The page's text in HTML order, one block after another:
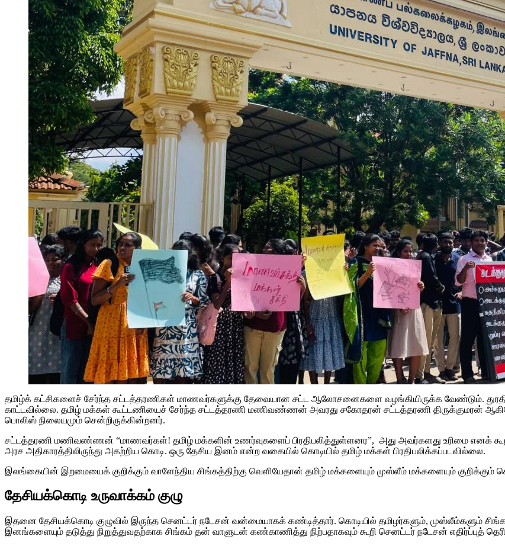
தமிழ்க் கட்சிகளைச் சேர்ந்த சட்டத்தரணிகள் மாணவர்களுக்கு தேவையான சட்ட ஆலோசனைகளை வழங்கியிருக்க வேண்டும்.
காட்டவில்லை. தமிழ் மக்கள் கூட்டணியைச் சேர்ந்த சட்டத்தரணி மணிவண்ணன் அவரது சகோதரன் சட்டத்தரணி திருக்குமரன்
பொலிஸ் நிலையமும் சென்றிருக்கின்றனர்.
சட்டத்தரணி மணிவண்ணன் “மாணவர்கள்! தமிழ் மக்களின் உணர்வுகளைப் பிரதிபலித்துள்ளனர”, அது அவர்களது உரிமை எனக்
அரச அதிகாரத்திலிருந்து அகற்றிய கொடி. ஒரு தேசிய இனம் என்ற வகையில் கொடியில் தமிழ் மக்கள் பிரதிபலிக்கப்படவில்லை.
இலங்கையின் இறமையைக் குறிக்கும் வாளேந்திய சிங்கத்திற்கு வெளியேதான் தமிழ் மக்களையும் முஸ்லீம் மக்களையும்
தேசியக்கொடி உருவாக்கம் குழு
இதனை தேசியக்கொடி குழுவில் இருந்த செனட்டர் நடேசன் வன்மையாகக் கண்டித்தார். கொடியில் தமிழர்களும், முஸ்லீம்களும்
இனங்களையும் தடுத்து நிறுத்துவதற்காக சிங்கம் தன் வாளுடன் கண்காணித்து நிற்பதாகவும் கூறி செனட்டர் நடேசன் எதிர்ப்புத்